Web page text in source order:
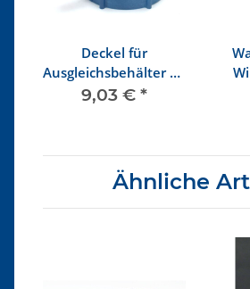
Deckel für
Ausgleichsbehälter ab
2/84
9,03 € *
Ähnliche